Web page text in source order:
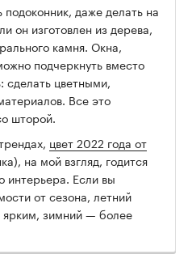
даже делать на
он изготовлен из дерева,
камня. Окна,
подчеркнуть вместо
сделать цветными,
Все это
шторой.
цвет 2022 года от
на мой взгляд, годится
интерьера. Если вы
от сезона, летний
ярким, зимний — более